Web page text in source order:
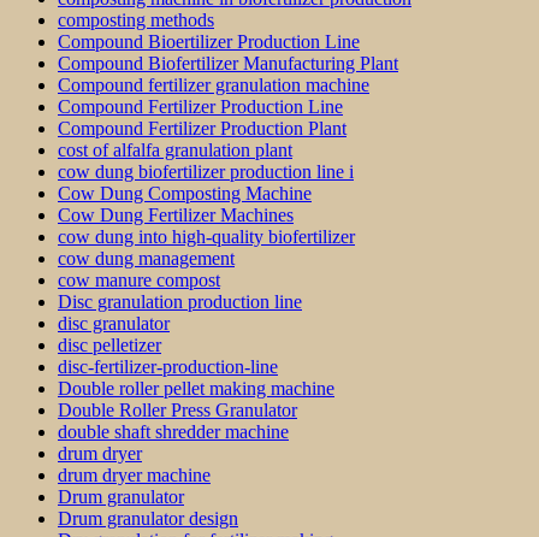
composting methods
Compound Bioertilizer Production Line
Compound Biofertilizer Manufacturing Plant
Compound fertilizer granulation machine
Compound Fertilizer Production Line
Compound Fertilizer Production Plant
cost of alfalfa granulation plant
cow dung biofertilizer production line i
Cow Dung Composting Machine
Cow Dung Fertilizer Machines
cow dung into high-quality biofertilizer
cow dung management
cow manure compost
Disc granulation production line
disc granulator
disc pelletizer
disc-fertilizer-production-line
Double roller pellet making machine
Double Roller Press Granulator
double shaft shredder machine
drum dryer
drum dryer machine
Drum granulator
Drum granulator design